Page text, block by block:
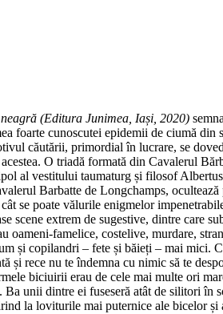
(Editura Junimea, Iași, 2020)
foarte cunoscutei epidemii de ciumă
căutării, primordial în lucrare, se
O triadă formată din Cavalerul
al vestitului taumaturg și filosof
Barbatte de Longchamps,
se poate vălurile enigmelor
scene extrem de sugestive, dintre care
oameni-famelice, costelive, murdare,
și copilandri – fete și băieți – mai
și rece nu te îndemna cu nimic să te
biciuirii erau de cele mai multe ori
unii dintre ei fuseseră atât de silitori
la loviturile mai puternice ale bicelor